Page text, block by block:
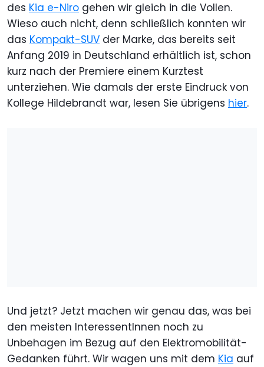
des Kia e-Niro gehen wir gleich in die Vollen.
Wieso auch nicht, denn schließlich konnten wir
das Kompakt-SUV der Marke, das bereits seit
Anfang 2019 in Deutschland erhältlich ist, schon
kurz nach der Premiere einem Kurztest
unterziehen. Wie damals der erste Eindruck von
Kollege Hildebrandt war, lesen Sie übrigens hier.
Und jetzt? Jetzt machen wir genau das, was bei
den meisten InteressentInnen noch zu
Unbehagen im Bezug auf den Elektromobilität-
Gedanken führt. Wir wagen uns mit dem Kia auf